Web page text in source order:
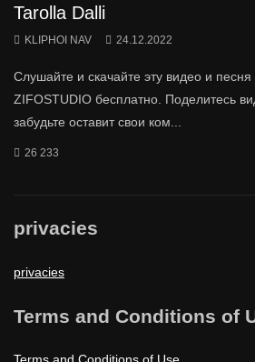
Tarolla Dalli
KLIPHOI NAV 24.12.2022
Слушайте и скачайте эту видео и
ZIFOSTUDIO бесплатно. Поделитесь
забудьте оставит свои ком...
26 233
privacies
privacies
Terms and Conditions of